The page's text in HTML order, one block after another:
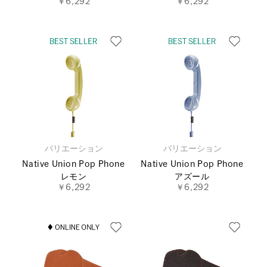
￥6,292 ￥6,292
バリエーション
Native Union Pop Phone
レモン
￥6,292
バリエーション
Native Union Pop Phone
アズール
￥6,292